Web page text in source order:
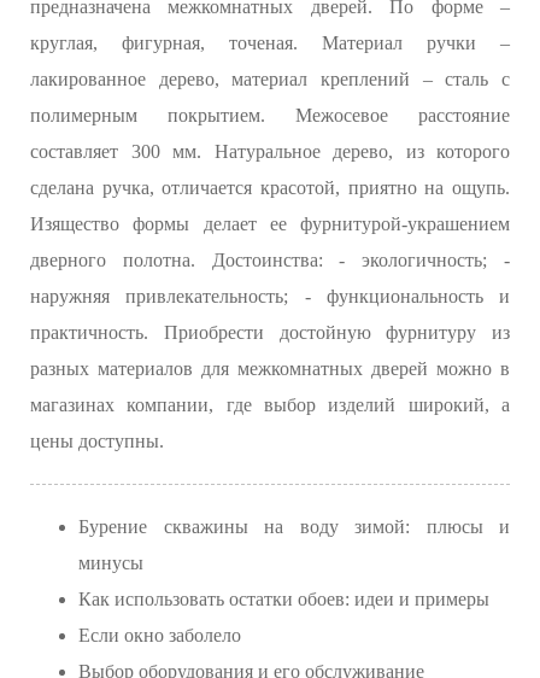
предназначена межкомнатных дверей. По форме –
круглая, фигурная, точеная. Материал ручки –
лакированное дерево, материал креплений – сталь с
полимерным покрытием. Межосевое расстояние
составляет 300 мм. Натуральное дерево, из которого
сделана ручка, отличается красотой, приятно на ощупь.
Изящество формы делает ее фурнитурой-украшением
дверного полотна. Достоинства: - экологичность; -
наружняя привлекательность; - функциональность и
практичность. Приобрести достойную фурнитуру из
разных материалов для межкомнатных дверей можно в
магазинах компании, где выбор изделий широкий, а
цены доступны.
Бурение скважины на воду зимой: плюсы и
минусы
Как использовать остатки обоев: идеи и примеры
Если окно заболело
Выбор оборудования и его обслуживание